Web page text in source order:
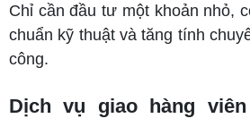
Chỉ cần đầu tư một khoản nhỏ,
chuẩn kỹ thuật và tăng tính
công.
Dịch vụ giao hàng